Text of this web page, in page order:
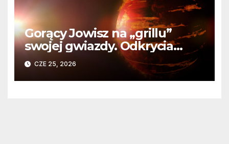
Gorący Jowisz na „grillu”
swojej gwiazdy. Odkrycia
Teleskopu Webba o HD
80606 b
CZE 25, 2026